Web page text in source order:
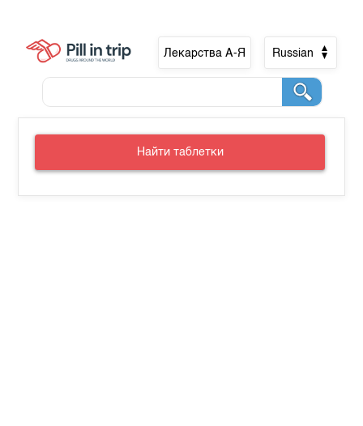
Лекарства А-Я Russian
Найти таблетки